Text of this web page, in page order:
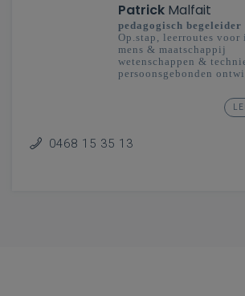
Patrick Malfait
pedagogisch begeleider
Op.stap, leerroutes voor
mens & maatschappij
wetenschappen &
persoonsgebonden
0468 15 35 13